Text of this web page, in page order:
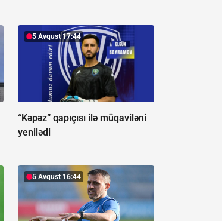
5 Avqust 17:44
“Kəpəz” qapıçısı ilə müqaviləni
yenilədi
5 Avqust 16:44